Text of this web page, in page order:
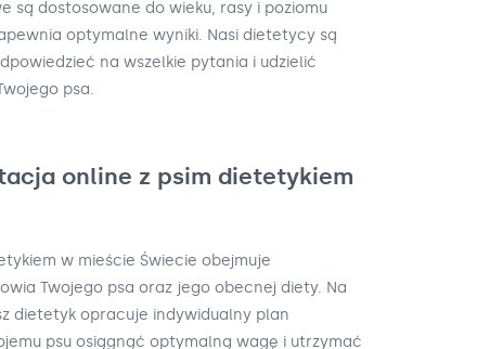
są dostosowane do wieku, rasy i poziomu
optymalne wyniki. Nasi dietetycy są
na wszelkie pytania i udzielić
psa.
online z psim dietetykiem
w mieście Świecie obejmuje
Twojego psa oraz jego obecnej diety. Na
dietetyk opracuje indywidualny plan
psu osiągnąć optymalną wagę i utrzymać